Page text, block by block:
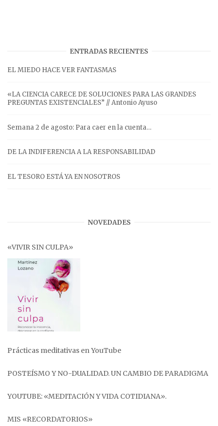
ENTRADAS RECIENTES
EL MIEDO HACE VER FANTASMAS
«LA CIENCIA CARECE DE SOLUCIONES PARA LAS GRANDES
PREGUNTAS EXISTENCIALES” // Antonio Ayuso
Semana 2 de agosto: Para caer en la cuenta…
DE LA INDIFERENCIA A LA RESPONSABILIDAD
EL TESORO ESTÁ YA EN NOSOTROS
NOVEDADES
«VIVIR SIN CULPA»
Prácticas meditativas en YouTube
POSTEÍSMO Y NO-DUALIDAD. UN CAMBIO DE PARADIGMA
YOUTUBE: «MEDITACIÓN Y VIDA COTIDIANA».
MIS «RECORDATORIOS»